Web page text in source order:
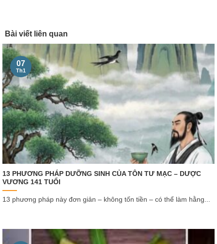
Bài viết liên quan
13 PHƯƠNG PHÁP DƯỠNG SINH CỦA TÔN TƯ MẠC – DƯỢC
VƯƠNG 141 TUỔI
13 phương pháp này đơn giản – không tốn tiền – có thể làm hằng...
07
Th1